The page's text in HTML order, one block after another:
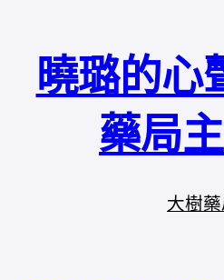
曉璐的心
藥局
大樹